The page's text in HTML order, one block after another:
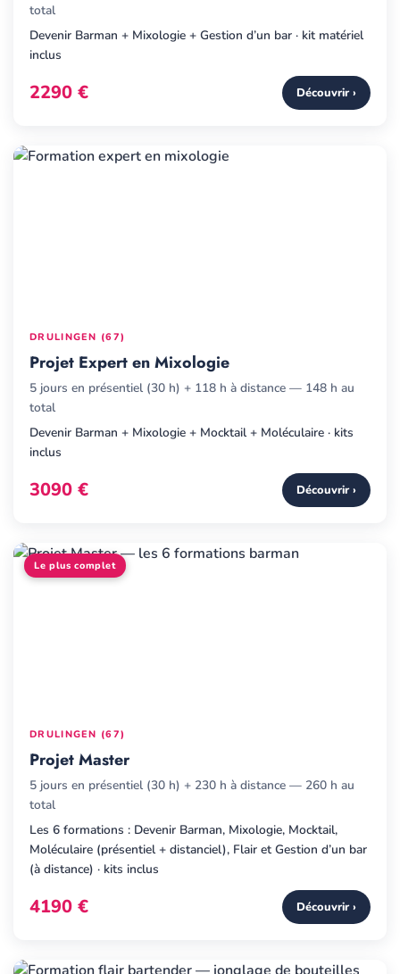
total
Devenir Barman + Mixologie + Gestion d’un bar · kit matériel
inclus
2290 € Découvrir ›
DRULINGEN (67)
Projet Expert en Mixologie
5 jours en présentiel (30 h) + 118 h à distance — 148 h au
total
Devenir Barman + Mixologie + Mocktail + Moléculaire · kits
inclus
3090 € Découvrir ›
Le plus complet
DRULINGEN (67)
Projet Master
5 jours en présentiel (30 h) + 230 h à distance — 260 h au
total
Les 6 formations : Devenir Barman, Mixologie, Mocktail,
Moléculaire (présentiel + distanciel), Flair et Gestion d’un bar
(à distance) · kits inclus
4190 € Découvrir ›